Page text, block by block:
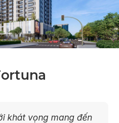
khát vọng mang đến